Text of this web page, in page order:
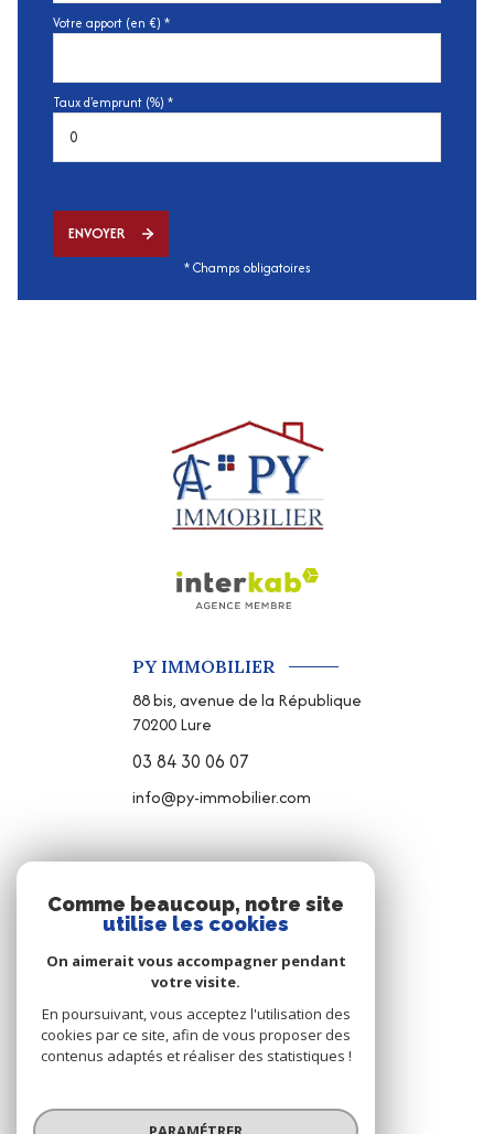
Votre apport (en €) *
Taux d'emprunt (%) *
ENVOYER
* Champs obligatoires
PY IMMOBILIER
88 bis, avenue de la République
70200Lure
03 84 30 06 07
info@py-immobilier.com
NOUS SUIVRE
© 2026 | Tous droits réservés
Comme beaucoup, notre site
utilise les cookies
On aimerait vous accompagner pendant
votre visite.
En poursuivant, vous acceptez l'utilisation des
cookies par ce site, afin de vous proposer des
contenus adaptés et réaliser des statistiques !